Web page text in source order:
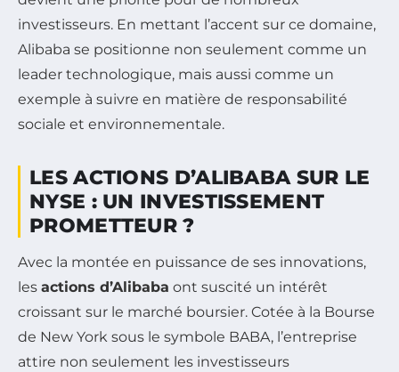
investisseurs. En mettant l’accent sur ce domaine,
Alibaba se positionne non seulement comme un
leader technologique, mais aussi comme un
exemple à suivre en matière de responsabilité
sociale et environnementale.
LES ACTIONS D’ALIBABA SUR LE
NYSE : UN INVESTISSEMENT
PROMETTEUR ?
Avec la montée en puissance de ses innovations,
les actions d’Alibaba ont suscité un intérêt
croissant sur le marché boursier. Cotée à la Bourse
de New York sous le symbole BABA, l’entreprise
attire non seulement les investisseurs